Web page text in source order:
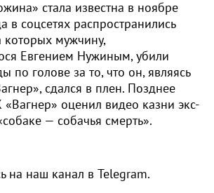
стала известна в ноябре
в соцсетях распространились
которых мужчину,
Евгением Нужиным, убили
по голове за то, что он, являясь
сдался в плен. Позднее
«Вагнер» оценил видео казни экс-
— собачья смерть».
на наш канал в Telegram.